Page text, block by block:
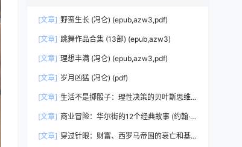
[文章] 野蛮生长 (冯仑) (epub,azw3,pdf)
[文章] 跳舞作品合集 (13部) (epub,azw3)
[文章] 理想丰满 (冯仑) (epub,azw3,pdf)
[文章] 岁月凶猛 (冯仑) (pdf)
[文章] 生活不是掷骰子：理性决策的贝叶斯思维
[文章] 商业冒险：华尔街的12个经典故事 (约翰·布
[文章] 穿过针眼：财富、西罗马帝国的衰亡和基